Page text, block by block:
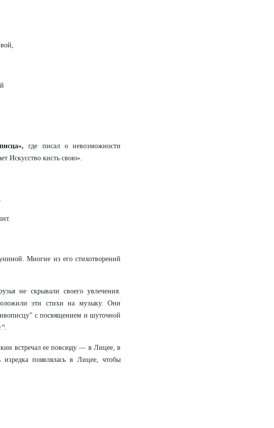
где писал о невозможности
Искусство кисть свою».
Многие из его стихотворений
не скрывали своего увлечения.
эти стихи на музыку. Они
с посвящением и шуточной
встречал ее повсюду — в Лицее, в
появлялась в Лицее, чтобы